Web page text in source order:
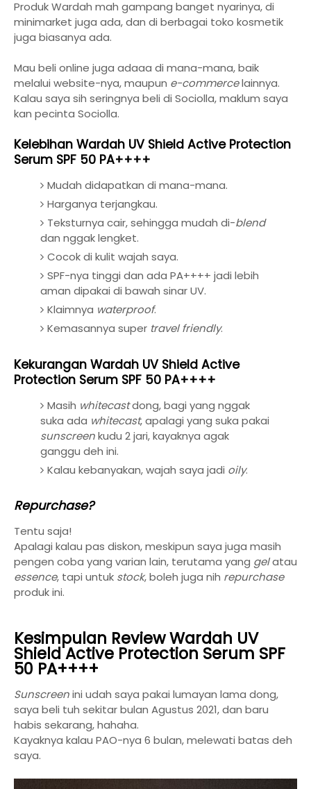
Produk Wardah mah gampang banget nyarinya, di
minimarket juga ada, dan di berbagai toko kosmetik
juga biasanya ada.
Mau beli online juga adaaa di mana-mana, baik
melalui website-nya, maupun e-commercelainnya.
Kalau saya sih seringnya beli di Sociolla, maklum saya
kan pecinta Sociolla.
Kelebihan Wardah UV Shield Active Protection
Serum SPF 50 PA++++
Mudah didapatkan di mana-mana.
Harganya terjangkau.
Teksturnya cair, sehingga mudah di-blend
dan nggak lengket.
Cocok di kulit wajah saya.
SPF-nya tinggi dan ada PA++++ jadi lebih
aman dipakai di bawah sinar UV.
Klaimnya waterproof.
Kemasannya super travel friendly.
Kekurangan Wardah UV Shield Active
Protection Serum SPF 50 PA++++
Masih whitecastdong, bagi yang nggak
suka ada whitecast, apalagi yang suka pakai
sunscreenkudu 2 jari, kayaknya agak
ganggu deh ini.
Kalau kebanyakan, wajah saya jadi oily.
Repurchase?
Tentu saja!
Apalagi kalau pas diskon, meskipun saya juga masih
pengen coba yang varian lain, terutama yang gelatau
essence, tapi untuk stock, boleh juga nih repurchase
produk ini.
Kesimpulan Review Wardah UV
Shield Active Protection Serum SPF
50 PA++++
Sunscreenini udah saya pakai lumayan lama dong,
saya beli tuh sekitar bulan Agustus 2021, dan baru
habis sekarang, hahaha.
Kayaknya kalau PAO-nya 6 bulan, melewati batas deh
saya.